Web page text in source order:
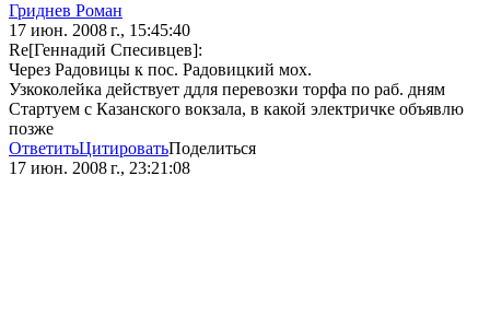
Гриднев Роман
17 июн. 2008 г., 15:45:40
Re[Геннадий Спесивцев]:
Через Радовицы к пос. Радовицкий мох.
Узкоколейка действует ддля перевозки торфа по раб. дням
Стартуем с Казанского вокзала, в какой электричке объявлю
позже
ОтветитьЦитироватьПоделиться
17 июн. 2008 г., 23:21:08